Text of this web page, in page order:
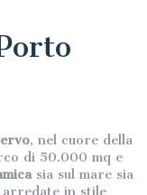
, nel cuore della
di 50.000 mq e
sia sul mare sia
arredate in stile